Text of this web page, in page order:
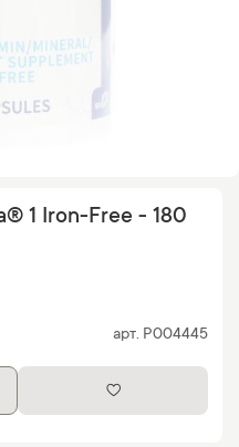
арт. P004445
1 Iron-Free - 180